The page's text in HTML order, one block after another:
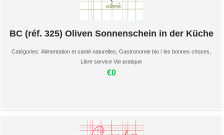
BC (réf. 325) Oliven Sonnenschein in der Küche
Catégories: Alimentation et santé naturelles Gastronomie bio / les bonnes choses
Libre service Vie pratique
€0